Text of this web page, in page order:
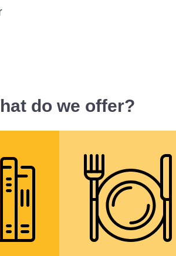
do we offer?
a
školní jídelně a
občerstvení ve
školním kiosku